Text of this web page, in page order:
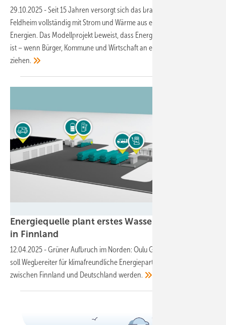
29.10.2025 -Seit 15 Jahren versorgt sich das brandenburgische Dorf
Feldheim vollständig mit Strom und Wärme aus erneuerbaren
Energien. Das Modellprojekt beweist, dass Energieautarkie machbar
ist – wenn Bürger, Kommune und Wirtschaft an einem Strang
ziehen.
Energiequelle plant erstes Wasserstoffprojekt
in Finnland
12.04.2025 -Grüner Aufbruch im Norden: Oulu Green Hydrogen Park
soll Wegbereiter für klimafreundliche Energiepartnerschaften
zwischen Finnland und Deutschland werden.